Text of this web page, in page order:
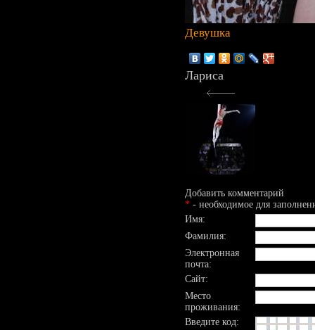
Девушка
Лариса
Добавить комментарий
* - необходимое для
Имя:
Фамилия:
Электронная
почта:
Сайт:
Место
проживания:
Введите код: